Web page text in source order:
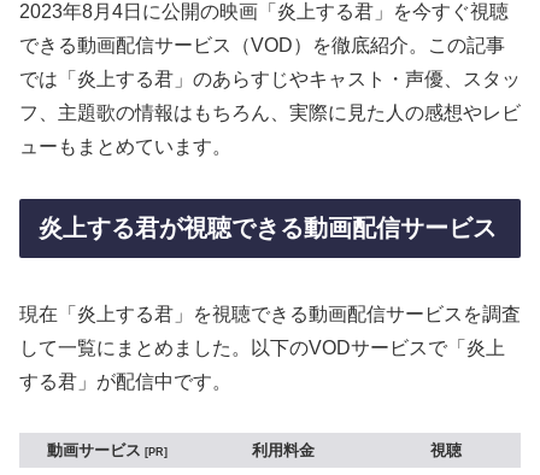
2023年8月4日に公開の映画「炎上する君」を今すぐ視聴
できる動画配信サービス（VOD）を徹底紹介。この記事
では「炎上する君」のあらすじやキャスト・声優、スタッ
フ、主題歌の情報はもちろん、実際に見た人の感想やレビ
ューもまとめています。
炎上する君が視聴できる動画配信サービス
現在「炎上する君」を視聴できる動画配信サービスを調査
して一覧にまとめました。以下のVODサービスで「炎上
する君」が配信中です。
動画サービス PR 利用料金
視聴